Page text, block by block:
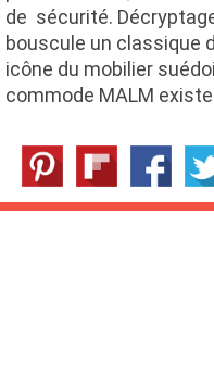
de sécurité.
bouscule un classique
icône du mobilier
commode MALM